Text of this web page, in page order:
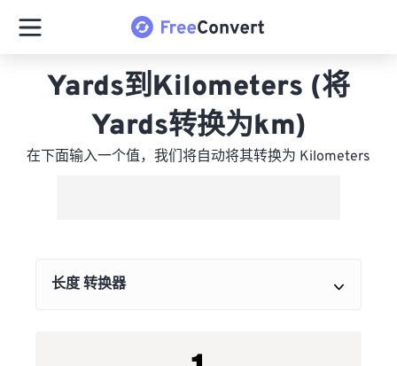
Yards到Kilometers (将
Yards转换为km)
在下面输入一个值，我们将自动将其转换为 Kilometers